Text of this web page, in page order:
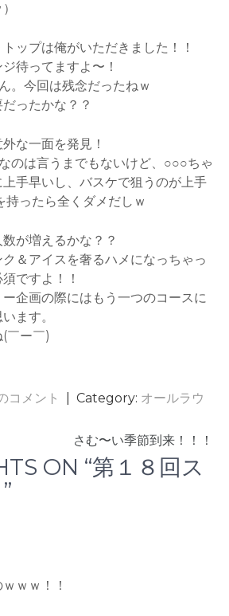
ップは俺がいただきました！！
待ってますよ〜！
。今回は残念だったねｗ
ったかな？？
な一面を発見！
のは言うまでもないけど、○○○ちゃ
手早いし、バスケで狙うのが上手
ったら全くダメだしｗ
が増えるかな？？
＆アイスを奢るハメになっちゃっ
ですよ！！
企画の際にはもう一つのコースに
ます。
￣ー￣)
コメント | Category: オールラウ
さむ〜い季節到来！！！
ON “第１８回ス
ｗｗ！！